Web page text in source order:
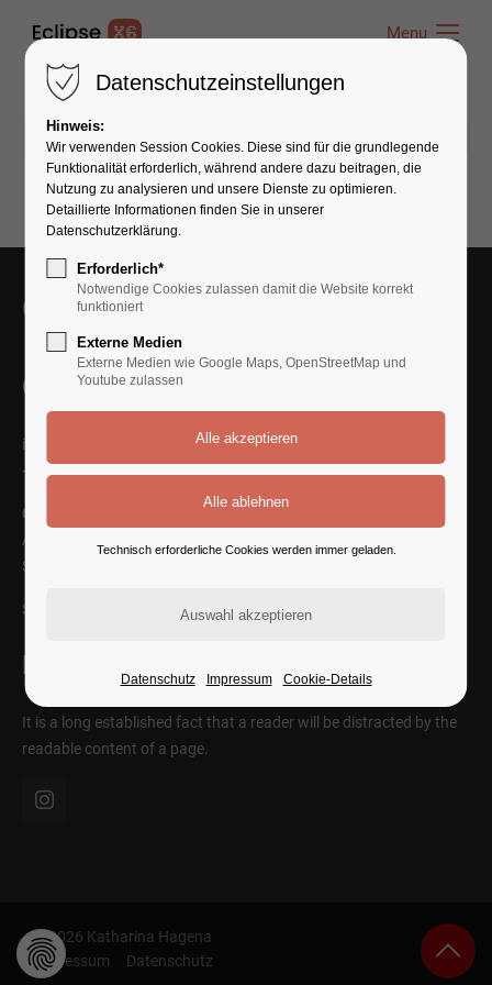
Menu
Get in Touch With Us
Contact Us
info@yourmail.com
+01 444 888 424
Cybersteel Inc.
Address: 376-293 City Road, Suite 600
San Francisco, CA 94102
SEE ON MAP
Follow Us
It is a long established fact that a reader will be distracted by the
readable content of a page.
© 2026 Katharina Hagena
Impressum
Datenschutz
Datenschutzeinstellungen
Hinweis:
Wir verwenden Session Cookies. Diese sind für die grundlegende
Funktionalität erforderlich, während andere dazu beitragen, die
Nutzung zu analysieren und unsere Dienste zu optimieren.
Detaillierte Informationen finden Sie in unserer
Datenschutzerklärung.
Erforderlich*
Notwendige Cookies zulassen damit die Website korrekt
funktioniert
Externe Medien
Externe Medien wie Google Maps, OpenStreetMap und
Youtube zulassen
Technisch erforderliche Cookies werden immer geladen.
Datenschutz Impressum Cookie-Details
Menu